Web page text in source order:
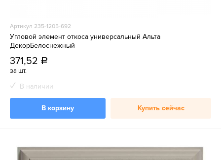
Артикул 235-1205-692
Угловой элемент откоса универсальный Альта
ДекорБелоснежный
371,52 a
за шт.
В наличии
В корзину Купить сейчас